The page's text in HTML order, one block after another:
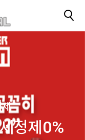
제0%